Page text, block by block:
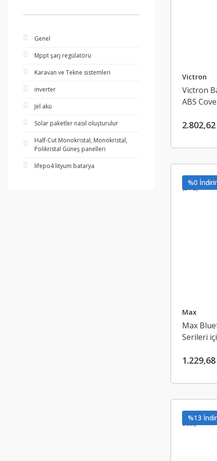
Genel
Mppt şarj regülatörü
Karavan ve Tekne sistemleri
inverter
Jel akü
Solar paketler nasıl oluşturulur
Half-Cut Monokristal, Monokristal,
Polikristal Güneş panelleri
lifepo4 lityum batarya
Victron
Victron
ABS
%0
Max
Max
Serileri
%13